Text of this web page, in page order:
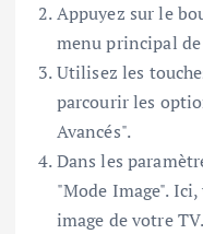
Appuyez sur le
menu principal
Utilisez les
parcourir les
Avancés".
Dans les
"Mode Image".
image de votre TV.